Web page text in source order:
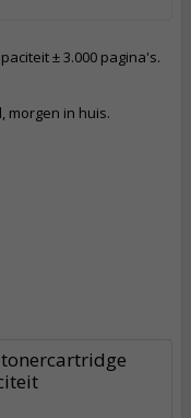
± 3.000 pagina's.
morgen in huis.